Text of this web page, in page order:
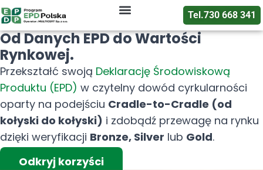
Tel.730 668 341
Od Danych EPD do Wartości
Rynkowej.
Przekształć swoją Deklarację Środowiskową
Produktu (EPD) w czytelny dowód cyrkularności
oparty na podejściu Cradle-to-Cradle (od
kołyski do kołyski) i zdobądź przewagę na rynku
dzięki weryfikacji Bronze, Silver lub Gold.
Odkryj korzyści